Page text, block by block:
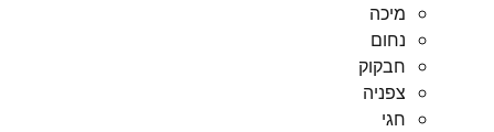
מיכה
נחום
חבקוק
צפניה
חגי